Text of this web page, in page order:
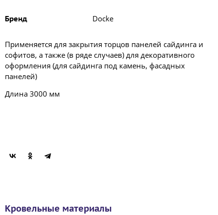
Бренд Docke
Применяется для закрытия торцов панелей сайдинга и
софитов, а также (в ряде случаев) для декоративного
оформления (для сайдинга под камень, фасадных
панелей)
Длина 3000 мм
Кровельные материалы